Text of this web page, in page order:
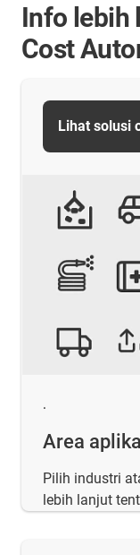
Info lebih
Cost
.
Area
Pilih industri
lebih lanjut
Lihat solusi